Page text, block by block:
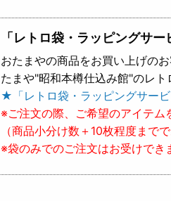
「レトロ袋・ラッピングサ
おたまやの商品をお買い上げの
たまや"昭和本樽仕込み館"のレト
★「レトロ袋・ラッピングサー
※ご注文の際、ご希望のアイテム
（商品小分け数＋10枚程度まで
※袋のみでのご注文はお受けでき